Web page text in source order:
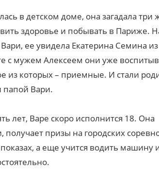
в детском доме, она загадала три
здоровье и побывать в Париже.
ее увидела Екатерина Семина из
с мужем Алексеем они уже
из которых – приемные. И стали
папой Вари.
лет, Варе скоро исполнится 18. Она
получает призы на городских
а еще учится водить машину